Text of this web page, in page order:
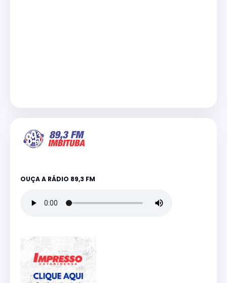
OUÇA A RÁDIO 89,3 FM